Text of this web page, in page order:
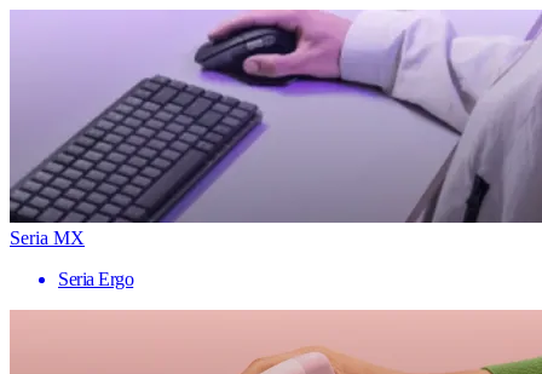
Seria MX
Seria Ergo